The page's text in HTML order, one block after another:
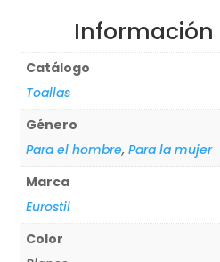
Catálogo
Toallas
Género
Para el hombre,Para la mujer
Marca
Eurostil
Color